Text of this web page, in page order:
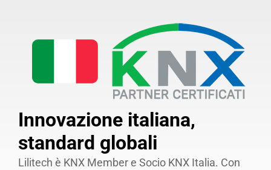
Innovazione italiana,
standard globali
Lilitech è KNX Member e Socio KNX Italia. Con